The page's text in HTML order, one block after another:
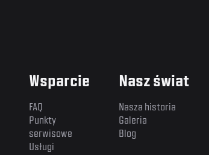
Wsparcie
FAQ
Punkty
serwisowe
Usługi
Nasz świat
Nasza historia
Galeria
Blog